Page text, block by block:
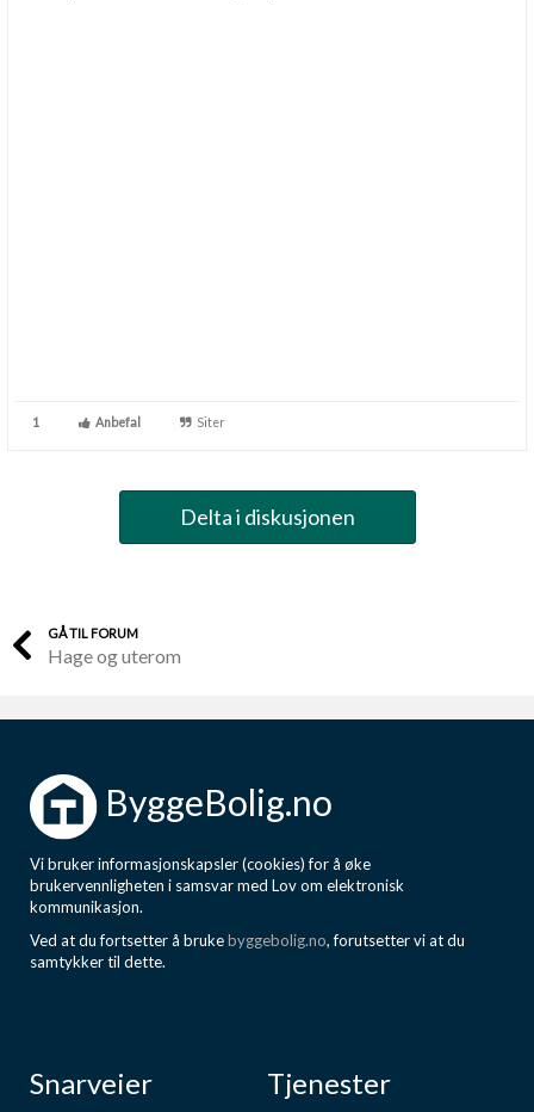
1 Anbefal Siter
Delta i diskusjonen
GÅ TIL FORUM
Hage og uterom
ByggeBolig.no
Vi bruker informasjonskapsler (cookies) for å øke
brukervennligheten i samsvar med Lov om elektronisk
kommunikasjon.
Ved at du fortsetter å brukebyggebolig.no, forutsetter vi at du
samtykker til dette.
Snarveier Tjenester